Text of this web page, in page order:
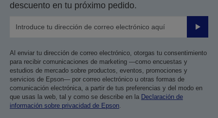
descuento en tu próximo pedido.
Enviar
Al enviar tu dirección de correo electrónico, otorgas tu consentimiento
para recibir comunicaciones de marketing —como encuestas y
estudios de mercado sobre productos, eventos, promociones y
servicios de Epson— por correo electrónico u otras formas de
comunicación electrónica, a partir de tus preferencias y del modo en
que usas la web, tal y como se describe en la Declaración de
información sobre privacidad de Epson.